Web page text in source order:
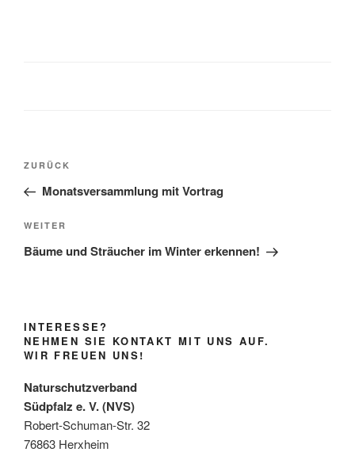
Beitragsnavigation
Vorheriger
Beitrag
ZURÜCK
Monatsversammlung mit Vortrag
Nächster
Beitrag
WEITER
Bäume und Sträucher im Winter erkennen!
INTERESSE?
NEHMEN SIE KONTAKT MIT UNS AUF.
WIR FREUEN UNS!
Naturschutzverband
Südpfalz e. V. (NVS)
Robert-Schuman-Str. 32
76863 Herxheim